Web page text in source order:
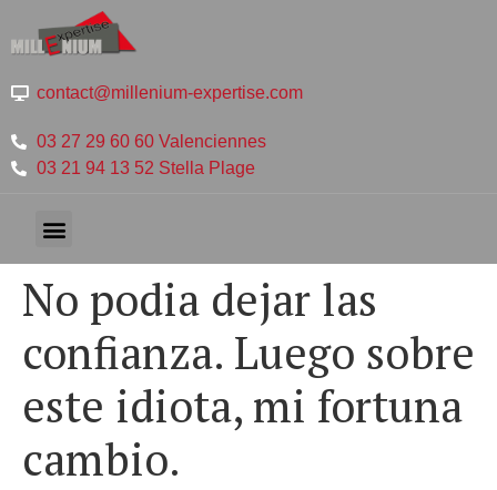
contact@millenium-expertise.com
03 27 29 60 60 Valenciennes
03 21 94 13 52 Stella Plage
No podia dejar las
confianza. Luego sobre
este idiota, mi fortuna
cambio.